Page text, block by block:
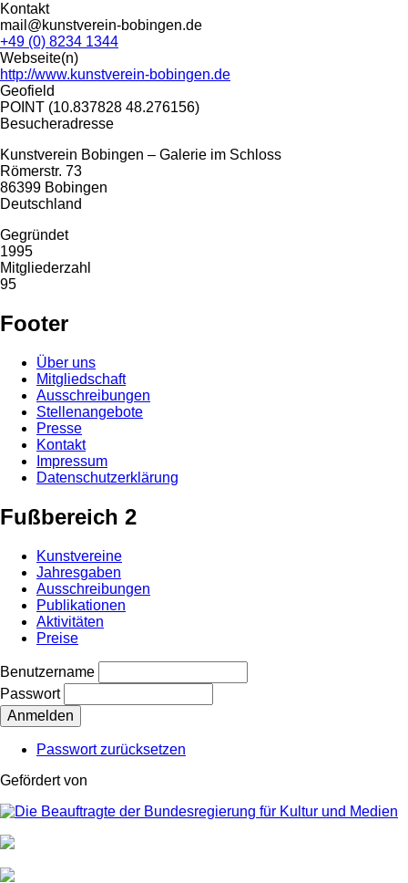
Kontakt
mail@kunstverein-bobingen.de
+49 (0) 8234 1344
Webseite(n)
http://www.kunstverein-bobingen.de
Geofield
POINT (10.837828 48.276156)
Besucheradresse
Kunstverein Bobingen – Galerie im Schloss
Römerstr. 73
86399 Bobingen
Deutschland
Gegründet
1995
Mitgliederzahl
95
Footer
Über uns
Mitgliedschaft
Ausschreibungen
Stellenangebote
Presse
Kontakt
Impressum
Datenschutzerklärung
Fußbereich 2
Kunstvereine
Jahresgaben
Ausschreibungen
Publikationen
Aktivitäten
Preise
Benutzername
Passwort
Passwort zurücksetzen
Gefördert von